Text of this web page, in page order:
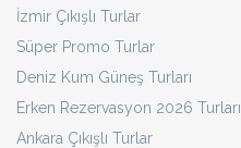
İzmir Çıkışlı Turlar
Süper Promo Turlar
Deniz Kum Güneş Turları
Erken Rezervasyon 2026 Turları
Ankara Çıkışlı Turlar